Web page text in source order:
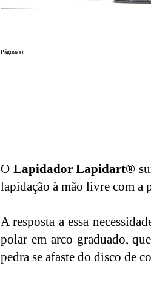
Página(s):
O Lapidador Lapidart®
lapidação à mão livre com a
A resposta a essa
polar em arco graduado,
pedra se afaste do disco de